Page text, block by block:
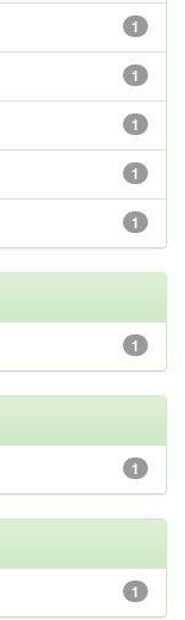
1
1
1
1
1
1
1
1